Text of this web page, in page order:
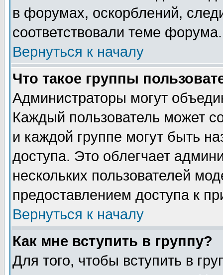
в форумах, оскорблений,
соответствовали теме форума.
Вернуться к началу
Что такое группы
Администраторы могут
Каждый пользователь может
и каждой группе могут быть
доступа. Это облегчает
нескольких пользователей
предоставлением доступа к
Вернуться к началу
Как мне вступить в группу?
Для того, чтобы вступить в